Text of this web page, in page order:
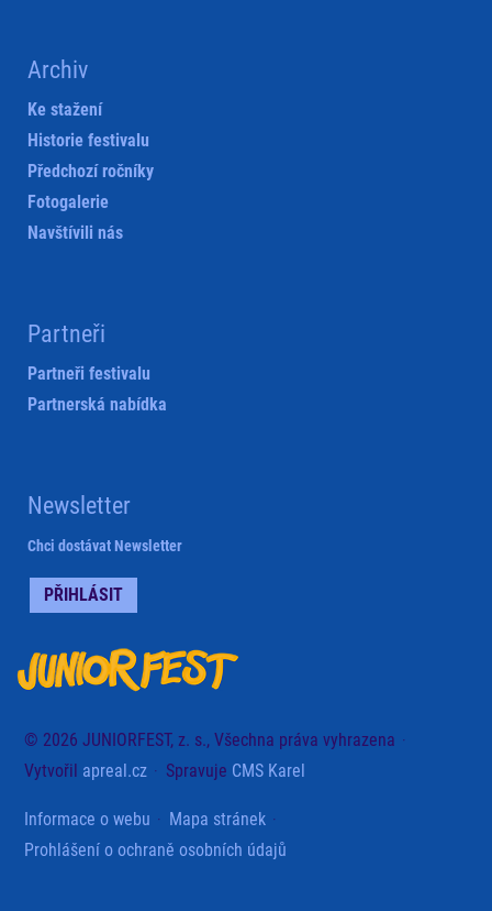
Archiv
Ke stažení
Historie festivalu
Předchozí ročníky
Fotogalerie
Navštívili nás
Partneři
Partneři festivalu
Partnerská nabídka
Newsletter
Chci dostávat Newsletter
PŘIHLÁSIT
© 2026 JUNIORFEST, z. s., Všechna práva vyhrazena
Vytvořil apreal.cz Spravuje CMS Karel
Informace o webu
Mapa stránek
Prohlášení o ochraně osobních údajů